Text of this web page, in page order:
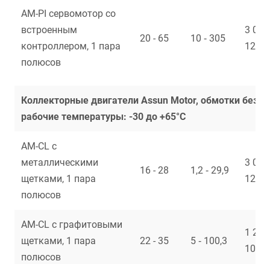
AM-PI сервомотор со
встроенным
контроллером, 1 пара
полюсов
20 - 65 10 ‑ 305
3 000
12
Коллекторные двигатели Assun Motor, обмотки без
рабочие температуры: -30 до +65°С
AM-CL с
металлическими
щетками, 1 пара
полюсов
16 - 28 1,2 ‑ 29,9
3 035
12
AM-CL с графитовыми
щетками, 1 пара
полюсов
22 - 35 5 ‑ 100,3
1 223
105